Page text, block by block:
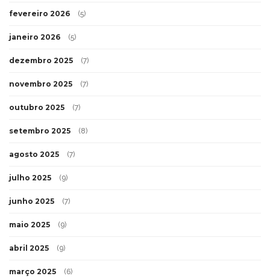
fevereiro 2026 (5)
janeiro 2026 (5)
dezembro 2025 (7)
novembro 2025 (7)
outubro 2025 (7)
setembro 2025 (8)
agosto 2025 (7)
julho 2025 (9)
junho 2025 (7)
maio 2025 (9)
abril 2025 (9)
março 2025 (6)